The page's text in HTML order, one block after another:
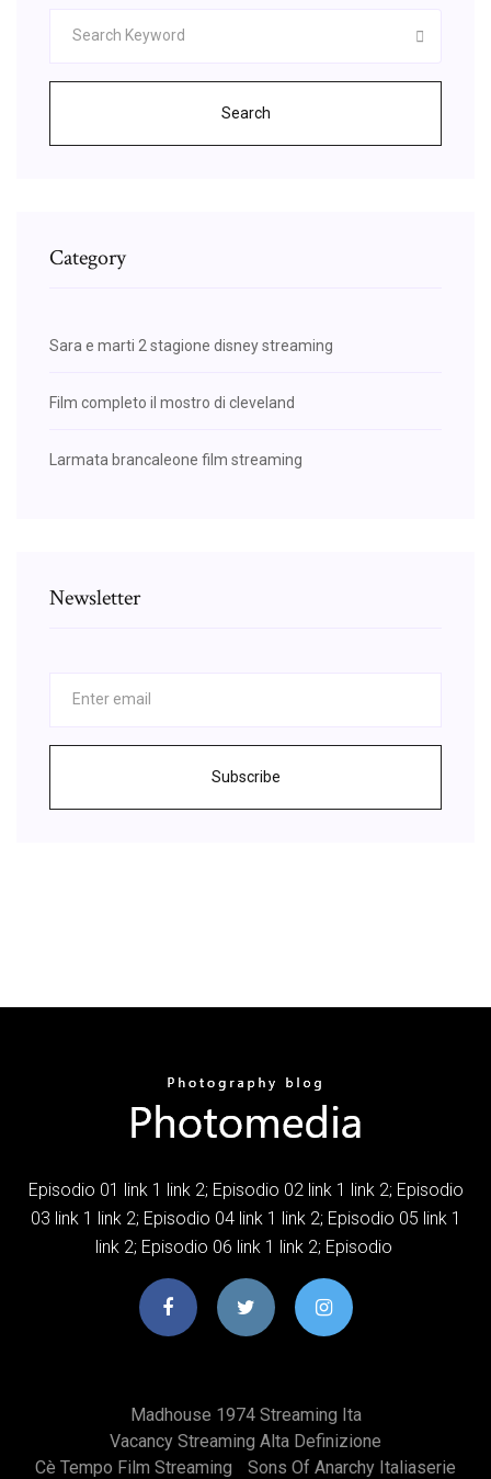
Search
Category
Sara e marti 2 stagione disney streaming
Film completo il mostro di cleveland
Larmata brancaleone film streaming
Newsletter
Subscribe
Episodio 01 link 1 link 2; Episodio 02 link 1 link 2; Episodio
03 link 1 link 2; Episodio 04 link 1 link 2; Episodio 05 link 1
link 2; Episodio 06 link 1 link 2; Episodio
Madhouse 1974 Streaming Ita
Vacancy Streaming Alta Definizione
Cè Tempo Film Streaming
Sons Of Anarchy Italiaserie